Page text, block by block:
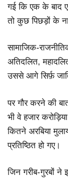
गई कि एक के बाद
तो कुछ पिछड़ों के
सामाजिक-
अतिदलित,
उससे आगे सिर्फ़
पर गौर करने की
भी वे हजार
कितने अरबिया
प्रतिष्ठित हो गए।
जिन गरीब-गुरबों ने